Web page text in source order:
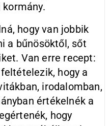
hogy van jobbik
a bűnösöktől, sőt
Van erre recept:
hogy a
irodalomban,
értékelnék a
hogy